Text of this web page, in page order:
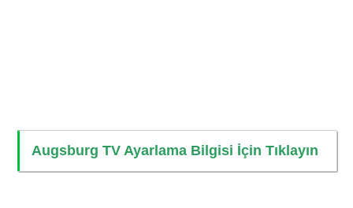
Augsburg TV Ayarlama Bilgisi İçin Tıklayın